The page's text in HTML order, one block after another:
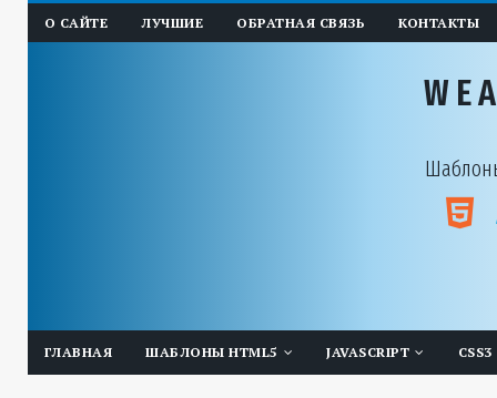
О САЙТЕ ЛУЧШИЕ ОБРАТНАЯ СВЯЗЬ КОНТАКТЫ
ГЛАВНАЯ ШАБЛОНЫ HTML5 JAVASCRIPT CSS3